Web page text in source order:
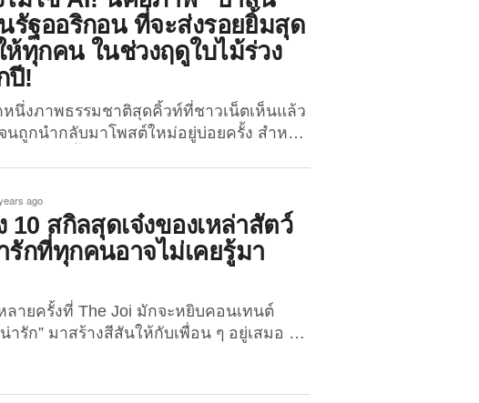
รัฐออริกอน ที่จะส่งรอยยิ้มสุด
ห้ทุกคน ในช่วงฤดูใบไม้ร่วง
ปี!
หนึ่งภาพธรรมชาติสุดคิ้วท์ที่ชาวเน็ตเห็นแล้ว
นถูกนำกลับมาโพสต์ใหม่อยู่บ่อยครั้ง สำหรับ
คาวน์ตี้ (Polk County) ได้ทำการปลูก
Larch ซึ่งเป็นสนผลัดใบในฤดูหนาว แซม
นพันธุ์สีเขียว เพราะมีความตั้งใจให้เกิดเป็น
ยิ้มสุดน่ารักแบบนี้ และใช้เวลารอชมผลลัพธ์
ปี จนกระทั้งในปี 2021 ต้นสนเหล่านั้น
ตขึ้นมาเป็นต้นสนใหญ่...
ago
10 สกิลสุดเจ๋งของเหล่าสัตว์
รักที่ทุกคนอาจไม่เคยรู้มา
ลายครั้งที่ The Joi มักจะหยิบคอนเทนต์
ารัก” มาสร้างสีสันให้กับเพื่อน ๆ อยู่เสมอ ไม่
ว่าหลากหลายคอนเทนต์นั้นทั้งถูกอกถูกใจ